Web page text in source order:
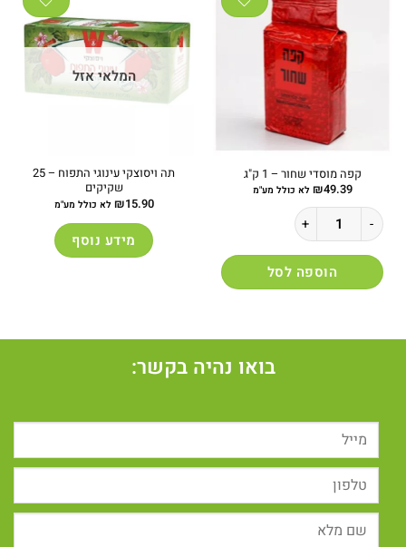
קפה מוסדי שחור – 1 ק"ג
₪49.39 לא כולל מע"מ
כמות של קפה מוסדי שחור - 1 ק"ג
הוספה לסל
המלאי אזל
תה ויסוצקי עינוגי התפוח – 25
שקיקים
₪15.90 לא כולל מע"מ
מידע נוסף
בואו נהיה בקשר: